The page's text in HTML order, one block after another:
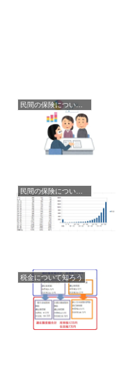
民間の保険について考える
民間の保険について考える
税金について知ろう